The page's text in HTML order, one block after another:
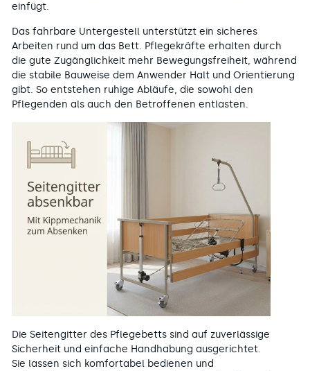
einfügt.
Das fahrbare Untergestell unterstützt ein sicheres
Arbeiten rund um das Bett. Pflegekräfte erhalten durch
die gute Zugänglichkeit mehr Bewegungsfreiheit, während
die stabile Bauweise dem Anwender Halt und Orientierung
gibt. So entstehen ruhige Abläufe, die sowohl den
Pflegenden als auch den Betroffenen entlasten.
Die Seitengitter des Pflegebetts sind auf zuverlässige
Sicherheit und einfache Handhabung ausgerichtet.
Sie lassen sich komfortabel bedienen und